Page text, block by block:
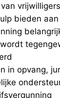
bieden
in opvang,